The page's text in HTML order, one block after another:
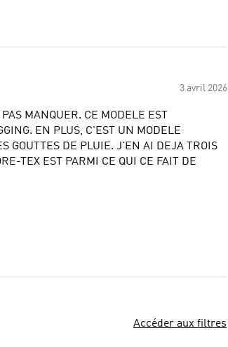
3 avril 2026
MANQUER. CE MODELE EST
GOUTTES DE PLUIE. J'EN AI DEJA TROIS
TEX EST PARMI CE QUI CE FAIT DE
Accéder aux filtres